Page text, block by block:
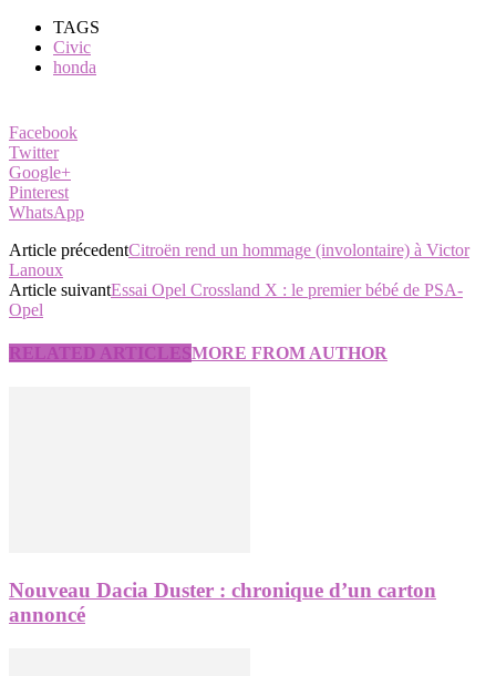
TAGS
Civic
honda
Facebook
Twitter
Google+
Pinterest
WhatsApp
Article précedentCitroën rend un hommage (involontaire) à Victor
Lanoux
Article suivantEssai Opel Crossland X : le premier bébé de PSA-
Opel
RELATED ARTICLESMORE FROM AUTHOR
Nouveau Dacia Duster : chronique d’un carton
annoncé